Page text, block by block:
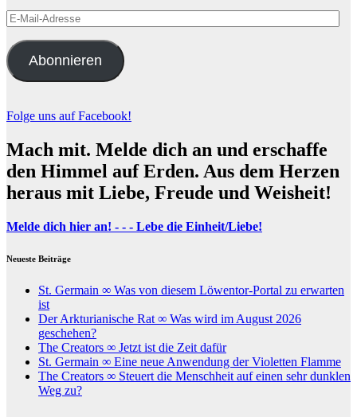
E-
Mail-
Adresse
Abonnieren
Folge uns auf Facebook!
Mach mit. Melde dich an und erschaffe
den Himmel auf Erden. Aus dem Herzen
heraus mit Liebe, Freude und Weisheit!
Melde dich hier an! - - - Lebe die Einheit/Liebe!
Neueste Beiträge
St. Germain ∞ Was von diesem Löwentor-Portal zu erwarten
ist
Der Arkturianische Rat ∞ Was wird im August 2026
geschehen?
The Creators ∞ Jetzt ist die Zeit dafür
St. Germain ∞ Eine neue Anwendung der Violetten Flamme
The Creators ∞ Steuert die Menschheit auf einen sehr dunklen
Weg zu?